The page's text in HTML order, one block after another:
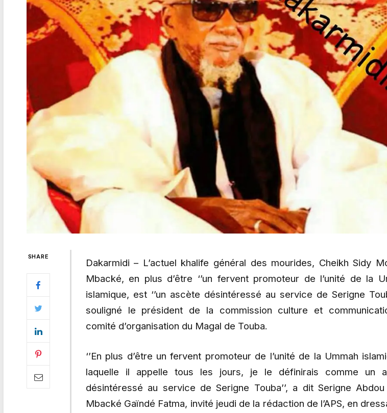
SHARE
Dakarmidi – L’actuel khalife général des mourides, Cheikh Sidy
Mbacké, en plus d’être ‘’un fervent promoteur de l’unité de la
islamique, est ‘’un ascète désintéressé au service de Serigne
souligné le président de la commission culture et
comité d’organisation du Magal de Touba.
‘’En plus d’être un fervent promoteur de l’unité de la Ummah
laquelle il appelle tous les jours, je le définirais comme un
désintéressé au service de Serigne Touba’’, a dit Serigne
Mbacké Gaïndé Fatma, invité jeudi de la rédaction de l’APS, en